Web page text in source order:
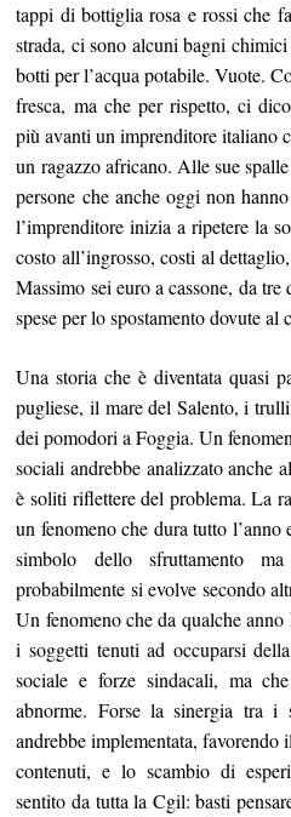
tappi di bottiglia rosa e rossi che
strada, ci sono alcuni bagni
botti per l’acqua potabile. Vuote.
fresca, ma che per rispetto, ci
più avanti un imprenditore italiano
un ragazzo africano. Alle sue
persone che anche oggi non
l’imprenditore inizia a ripetere la
costo all’ingrosso, costi al
Massimo sei euro a cassone, da
spese per lo spostamento dovute al
Una storia che è diventata quasi
pugliese, il mare del Salento, i
dei pomodori a Foggia. Un
sociali andrebbe analizzato anche
è soliti riflettere del problema. La
un fenomeno che dura tutto
simbolo dello sfruttamento
probabilmente si evolve secondo
Un fenomeno che da qualche
i soggetti tenuti ad occuparsi
sociale e forze sindacali, ma
abnorme. Forse la sinergia tra i
andrebbe implementata, favorendo
contenuti, e lo scambio di
sentito da tutta la Cgil: basti